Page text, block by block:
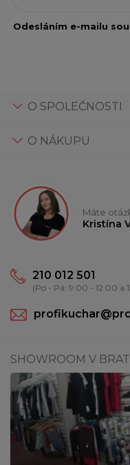
Odesláním e-mailu
O SPOLEČNOSTI
O NÁKUPU
Máte
Kristína
210 012 501
(Po - Pá: 9:00 - 12:00 a
SHOWROOM V